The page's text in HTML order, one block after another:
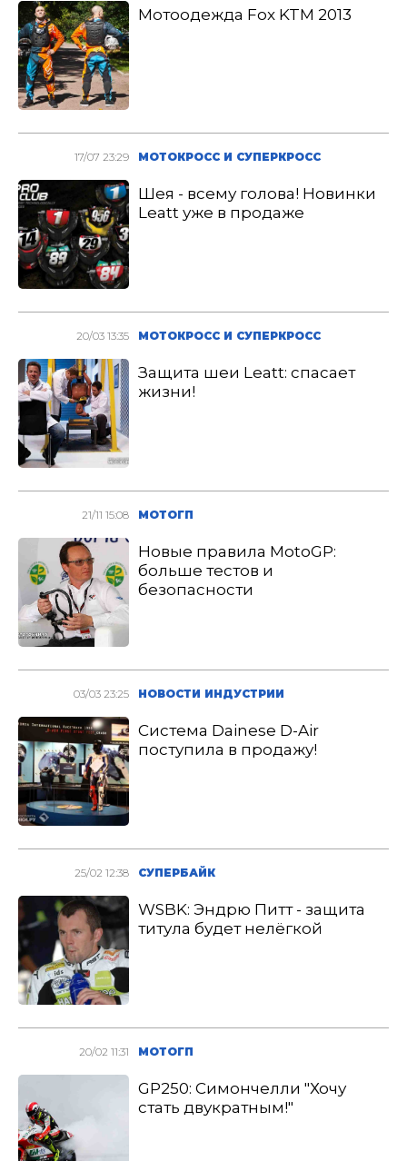
Мотоодежда Fox KTM 2013
17/07 23:29 МОТОКРОСС И СУПЕРКРОСС
Шея - всему голова! Новинки
Leatt уже в продаже
20/03 13:35 МОТОКРОСС И СУПЕРКРОСС
Защита шеи Leatt: спасает
жизни!
21/11 15:08 МОТОГП
Новые правила MotoGP:
больше тестов и
безопасности
03/03 23:25 НОВОСТИ ИНДУСТРИИ
Система Dainese D-Air
поступила в продажу!
25/02 12:38 СУПЕРБАЙК
WSBK: Эндрю Питт - защита
титула будет нелёгкой
20/02 11:31 МОТОГП
GP250: Симончелли "Хочу
стать двукратным!"